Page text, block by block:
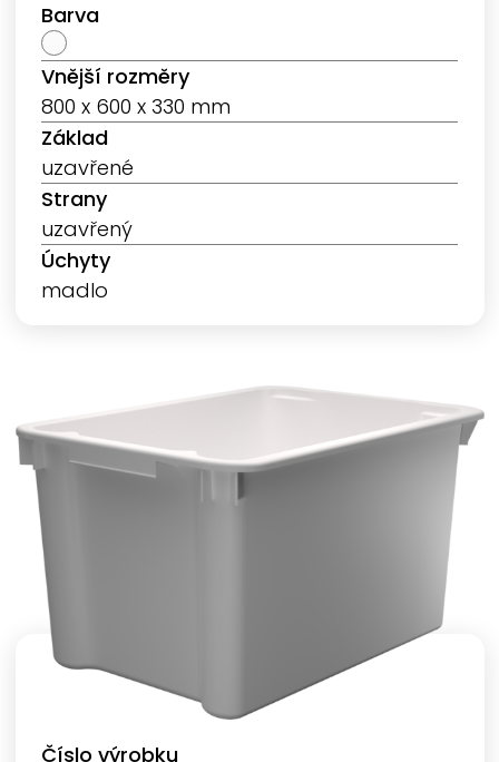
Barva
Vnější rozměry
800 x 600 x 330 mm
Základ
uzavřené
Strany
uzavřený
Úchyty
madlo
Číslo výrobku